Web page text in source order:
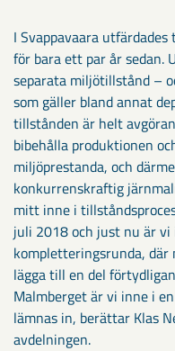
I Svappavaara
för bara ett par år sedan.
separata miljötillstånd –
som gäller bland annat
tillstånden är helt
bibehålla produktionen
miljöprestanda, och
konkurrenskraftig
mitt inne i
juli 2018 och just nu är
kompletteringsrunda,
lägga till en del
Malmberget är vi inne i
lämnas in, berättar Klas
avdelningen.